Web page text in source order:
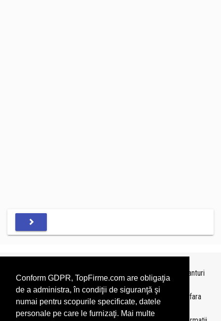
Conform GDPR, TopFirme.com are obligaţia
de a administra, în condiţii de siguranţă şi
numai pentru scopurile specificate, datele
personale pe care le furnizaţi. Mai multe
Topurile sunt realizate deTopFirme
pe baza ultimelor bilanturi
depuse si au scop informativ.
Este interzisa folosirea topurilor fara acordul TopFirme si fara
precizarea sursei.